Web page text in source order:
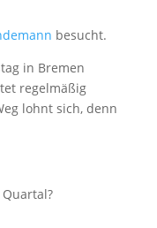
besucht.
in Bremen
regelmäßig
lohnt sich, denn